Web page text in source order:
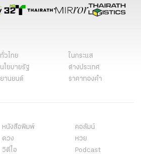
ทั่วไทย
ในกระแส
นโยบายรัฐ
ต่างประเทศ
ยานยนต์
ราคาทองคำ
หนังสือพิมพ์
คอลัมน์
ดวง
หวย
วิดีโอ
Podcast